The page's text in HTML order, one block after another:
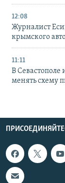
12:08
Журналист
крымского
11:11
В Севастополе
менять схему